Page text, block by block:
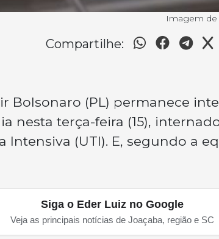
Imagem de
Compartilhe:
Bolsonaro (PL) permanece
nesta terça-feira (15),
Intensiva (UTI). E, segundo a
Siga o Eder Luiz no Google
Veja as principais notícias de Joaçaba, região e SC